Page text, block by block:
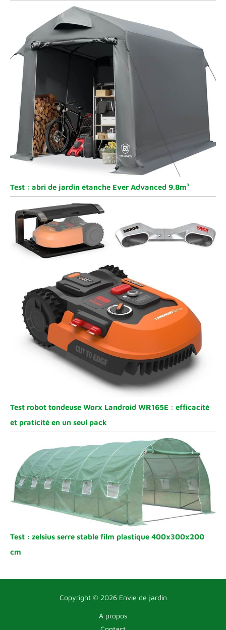
Test : abri de jardin étanche Ever Advanced 9.8m³
Test robot tondeuse Worx Landroid WR165E : efficacité
et praticité en un seul pack
Test : zelsius serre stable film plastique 400x300x200
cm
Copyright © 2026 Envie de jardin
A propos